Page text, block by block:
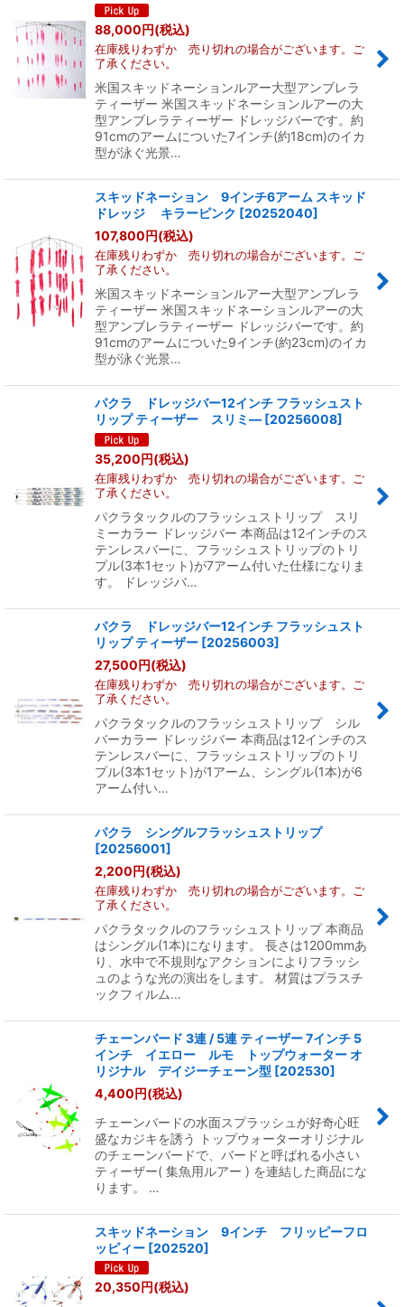
88,000円(税込)
在庫残りわずか 売り切れの場合がございます。ご
了承ください。
米国スキッドネーションルアー大型アンブレラ
ティーザー 米国スキッドネーションルアーの大
型アンブレラティーザー ドレッジバーです。約
91cmのアームについた7インチ(約18cm)のイカ
型が泳ぐ光景…
スキッドネーション 9インチ6アーム スキッド
ドレッジ キラーピンク [20252040]
107,800円(税込)
在庫残りわずか 売り切れの場合がございます。ご
了承ください。
米国スキッドネーションルアー大型アンブレラ
ティーザー 米国スキッドネーションルアーの大
型アンブレラティーザー ドレッジバーです。約
91cmのアームについた9インチ(約23cm)のイカ
型が泳ぐ光景…
パクラ ドレッジバー12インチ フラッシュスト
リップ ティーザー スリミ― [20256008]
35,200円(税込)
在庫残りわずか 売り切れの場合がございます。ご
了承ください。
パクラタックルのフラッシュストリップ スリ
ミーカラー ドレッジバー 本商品は12インチのス
テンレスバーに、フラッシュストリップのトリ
プル(3本1セット)が7アーム付いた仕様になりま
す。 ドレッジバ…
パクラ ドレッジバー12インチ フラッシュスト
リップ ティーザー [20256003]
27,500円(税込)
在庫残りわずか 売り切れの場合がございます。ご
了承ください。
パクラタックルのフラッシュストリップ シル
バーカラー ドレッジバー 本商品は12インチのス
テンレスバーに、フラッシュストリップのトリ
プル(3本1セット)が1アーム、シングル(1本)が6
アーム付い…
パクラ シングルフラッシュストリップ
[20256001]
2,200円(税込)
在庫残りわずか 売り切れの場合がございます。ご
了承ください。
パクラタックルのフラッシュストリップ 本商品
はシングル(1本)になります。 長さは1200mmあ
り、水中で不規則なアクションによりフラッシ
ュのような光の演出をします。 材質はプラスチ
ックフィルム…
チェーンバード 3連 / 5連 ティーザー 7インチ 5
インチ イエロー ルモ トップウォーター オ
リジナル デイジーチェーン型 [202530]
4,400円(税込)
チェーンバードの水面スプラッシュが好奇心旺
盛なカジキを誘う トップウォーターオリジナル
のチェーンバードで、バードと呼ばれる小さい
ティーザー( 集魚用ルアー ) を連結した商品にな
ります。 …
スキッドネーション 9インチ フリッピーフロ
ッピィー [202520]
20,350円(税込)